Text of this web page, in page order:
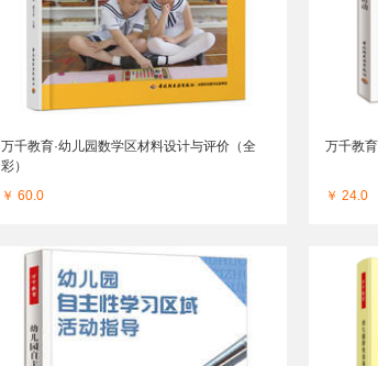
万千教育·幼儿园数学区材料设计与评价（全
彩）
￥ 60.0
万千教
￥ 24.0